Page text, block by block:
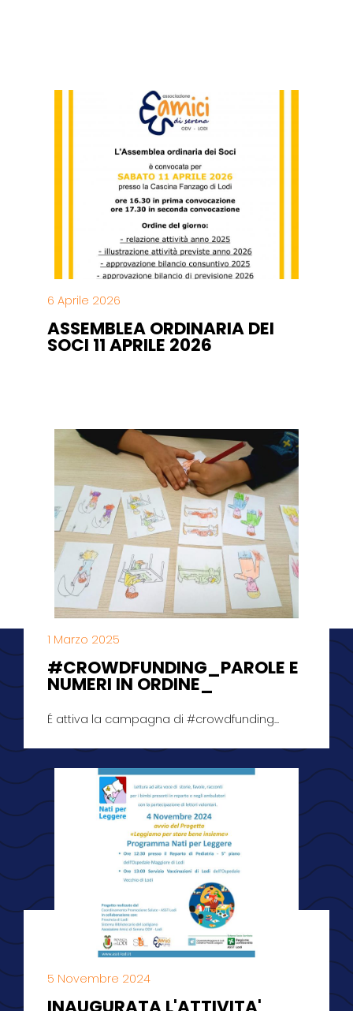
6 Aprile 2026
ASSEMBLEA ORDINARIA DEI
SOCI 11 APRILE 2026
1 Marzo 2025
#CROWDFUNDING_PAROLE E
NUMERI IN ORDINE_
É attiva la campagna di #crowdfunding...
5 Novembre 2024